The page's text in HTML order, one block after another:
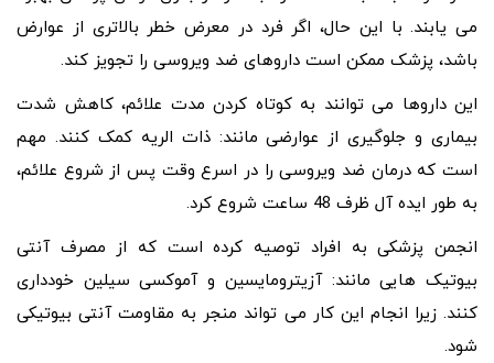
می یابند. با این حال، اگر فرد در معرض خطر بالاتری از عوارض
باشد، پزشک ممکن است داروهای ضد ویروسی را تجویز کند.
این داروها می توانند به کوتاه کردن مدت علائم، کاهش شدت
بیماری و جلوگیری از عوارضی مانند: ذات الریه کمک کنند. مهم
است که درمان ضد ویروسی را در اسرع وقت پس از شروع علائم،
به طور ایده آل ظرف 48 ساعت شروع کرد.
انجمن پزشکی به افراد توصیه کرده است که از مصرف آنتی
بیوتیک هایی مانند: آزیترومایسین و آموکسی سیلین خودداری
کنند. زیرا انجام این کار می تواند منجر به مقاومت آنتی بیوتیکی
شود.